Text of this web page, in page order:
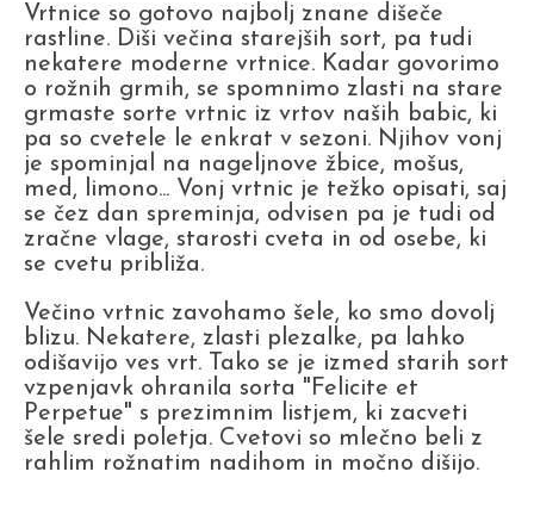
Vrtnice so gotovo najbolj znane dišeče
rastline. Diši večina starejših sort, pa tudi
nekatere moderne vrtnice. Kadar govorimo
o rožnih grmih, se spomnimo zlasti na stare
grmaste sorte vrtnic iz vrtov naših babic, ki
pa so cvetele le enkrat v sezoni. Njihov vonj
je spominjal na nageljnove žbice, mošus,
med, limono... Vonj vrtnic je težko opisati, saj
se čez dan spreminja, odvisen pa je tudi od
zračne vlage, starosti cveta in od osebe, ki
se cvetu približa.
Večino vrtnic zavohamo šele, ko smo dovolj
blizu. Nekatere, zlasti plezalke, pa lahko
odišavijo ves vrt. Tako se je izmed starih sort
vzpenjavk ohranila sorta "Felicite et
Perpetue" s prezimnim listjem, ki zacveti
šele sredi poletja. Cvetovi so mlečno beli z
rahlim rožnatim nadihom in močno dišijo.